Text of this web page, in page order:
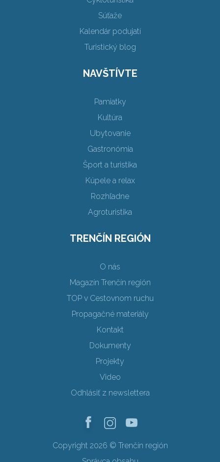
Súťaže
Kalendár podujatí
Turistický blog
NAVŠTÍVTE
Pamiatky
Kultúra
Ubytovanie
Gastronómia
Šport a turistika
Kúpele a relax
Rozhľadne
Agroturistika
TRENČÍN REGIÓN
O nás
Magazín Trenčín región
TOP v Cestovnom ruchu
Propagačné materiály
Kontakt
Dokumenty
Projekty
Video
Odhlásiť z newslettera
Copyright 2026 © Trenčín región